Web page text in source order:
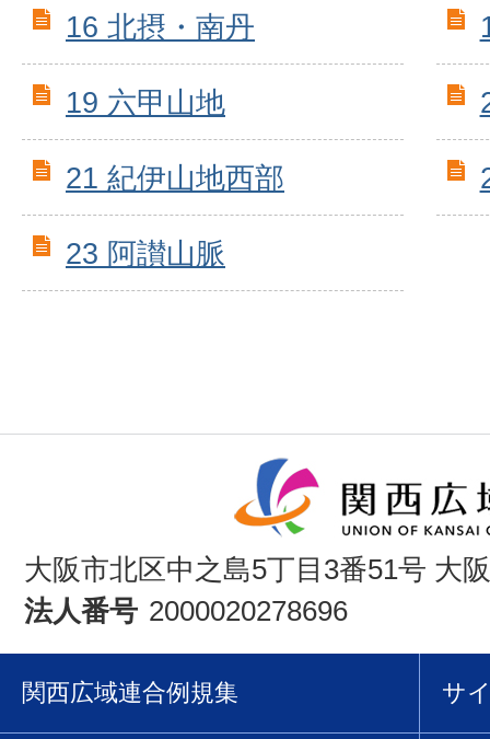
16 北摂・南丹
19 六甲山地
21 紀伊山地西部
23 阿讃山脈
大阪市北区中之島5丁目3番51号 大
法人番号 2000020278696
関西広域連合例規集 サ